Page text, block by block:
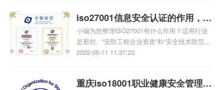
建设情况是指哪些相关iso体系认证知识、
IATF16949认证费用多少？认证流程，详情可查
看下方正文！
iso27001信息安全认证的作用，北
京iso27001信息安全认证资质办理
公司
小编为您整理ISO27001有什么作用？适用行业
是那些、“安防工程企业资质”和“安全技术防范工
程iso认证、施工资质”是一样的么、在哪里办
流程怎样的多少钱、安防工程企业资质证书哪个
2022-05-11 11:37:23
重庆iso18001职业健康安全管理体